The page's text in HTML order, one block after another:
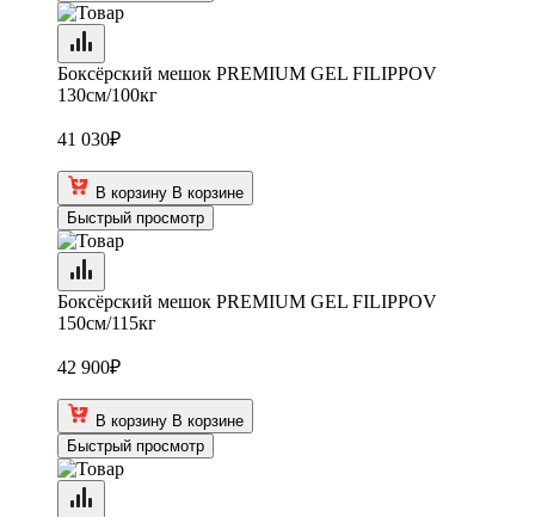
Боксёрский мешок PREMIUM GEL FILIPPOV
130см/100кг
41 030₽
В корзину В корзине
Быстрый просмотр
Боксёрский мешок PREMIUM GEL FILIPPOV
150см/115кг
42 900₽
В корзину В корзине
Быстрый просмотр